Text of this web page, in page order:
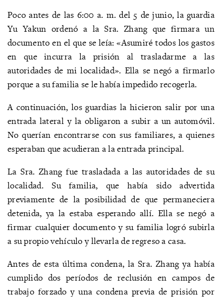
Poco antes de las 6:00 a. m. del 5 de junio, la guardia
Yu Yakun ordenó a la Sra. Zhang que firmara un
documento en el que se leía: «Asumiré todos los gastos
en que incurra la prisión al trasladarme a las
autoridades de mi localidad». Ella se negó a firmarlo
porque a su familia se le había impedido recogerla.
A continuación, los guardias la hicieron salir por una
entrada lateral y la obligaron a subir a un automóvil.
No querían encontrarse con sus familiares, a quienes
esperaban que acudieran a la entrada principal.
La Sra. Zhang fue trasladada a las autoridades de su
localidad. Su familia, que había sido advertida
previamente de la posibilidad de que permaneciera
detenida, ya la estaba esperando allí. Ella se negó a
firmar cualquier documento y su familia logró subirla
a su propio vehículo y llevarla de regreso a casa.
Antes de esta última condena, la Sra. Zhang ya había
cumplido dos períodos de reclusión en campos de
trabajo forzado y una condena previa de prisión por